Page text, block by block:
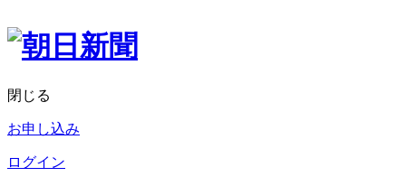
閉じる
お申し込み
ログイン